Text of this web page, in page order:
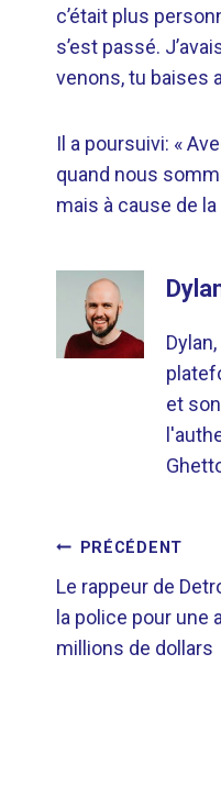
c’était plus
s’est passé.
venons, tu baises
Il a poursuivi: «
quand nous
mais à cause de la
et
DE
PRÉCÉDENT
Le rappeur de
la police pour
millions de dollars